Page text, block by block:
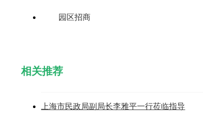
园区招商
相关推荐
上海市民政局副局长李雅平一行莅临指导